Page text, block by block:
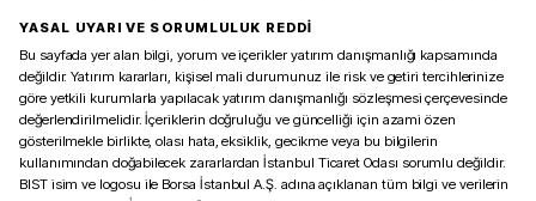
YASAL UYARI VE SORUMLULUK REDDİ
Bu sayfada yer alan bilgi, yorum ve içerikler yatırım danışmanlığı kapsamında
değildir. Yatırım kararları, kişisel mali durumunuz ile risk ve getiri tercihlerinize
göre yetkili kurumlarla yapılacak yatırım danışmanlığı sözleşmesi çerçevesinde
değerlendirilmelidir. İçeriklerin doğruluğu ve güncelliği için azami özen
gösterilmekle birlikte, olası hata, eksiklik, gecikme veya bu bilgilerin
kullanımından doğabilecek zararlardan İstanbul Ticaret Odası sorumlu değildir.
BIST isim ve logosu ile Borsa İstanbul A.Ş. adına açıklanan tüm bilgi ve verilerin